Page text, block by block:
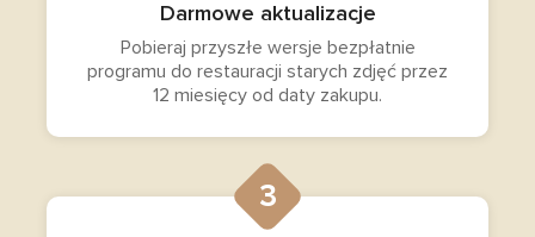
Darmowe aktualizacje
Pobieraj przyszłe wersje bezpłatnie
programu do restauracji starych zdjęć przez
12 miesięcy od daty zakupu.
3